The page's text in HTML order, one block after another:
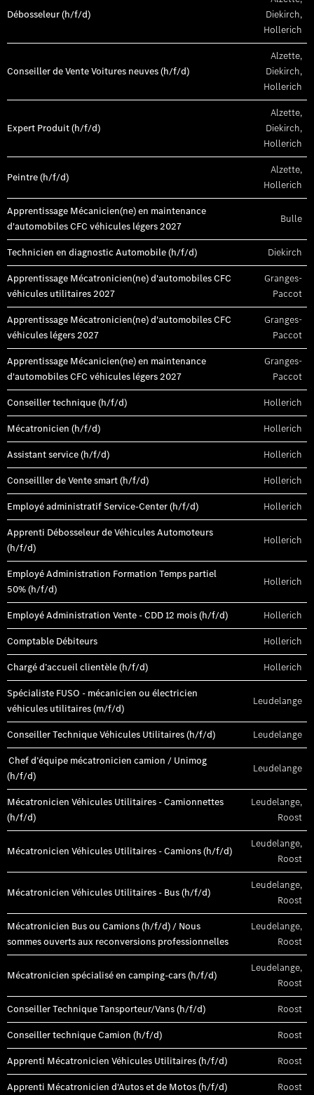
Débosseleur (h/f/d)
Diekirch,
Hollerich
Conseiller de Vente Voitures neuves (h/f/d)
Alzette,
Diekirch,
Hollerich
Expert Produit (h/f/d)
Alzette,
Diekirch,
Hollerich
Peintre (h/f/d)
Alzette,
Hollerich
Apprentissage Mécanicien(ne) en maintenance
d'automobiles CFC véhicules légers 2027
Bulle
Technicien en diagnostic Automobile (h/f/d)
Diekirch
Apprentissage Mécatronicien(ne) d'automobiles CFC
véhicules utilitaires 2027
Granges-
Paccot
Apprentissage Mécatronicien(ne) d'automobiles CFC
véhicules légers 2027
Granges-
Paccot
Apprentissage Mécanicien(ne) en maintenance
d'automobiles CFC véhicules légers 2027
Granges-
Paccot
Conseiller technique (h/f/d)
Hollerich
Mécatronicien (h/f/d)
Hollerich
Assistant service (h/f/d)
Hollerich
Conseilller de Vente smart (h/f/d)
Hollerich
Employé administratif Service-Center (h/f/d)
Hollerich
Apprenti Débosseleur de Véhicules Automoteurs
(h/f/d)
Hollerich
Employé Administration Formation Temps partiel
50% (h/f/d)
Hollerich
Employé Administration Vente - CDD 12 mois (h/f/d)
Hollerich
Comptable Débiteurs
Hollerich
Chargé d’accueil clientèle (h/f/d)
Hollerich
Spécialiste FUSO - mécanicien ou électricien
véhicules utilitaires (m/f/d)
Leudelange
Conseiller Technique Véhicules Utilitaires (h/f/d)
Leudelange
Chef d’équipe mécatronicien camion / Unimog
(h/f/d)
Leudelange
Mécatronicien Véhicules Utilitaires - Camionnettes
(h/f/d)
Leudelange,
Roost
Mécatronicien Véhicules Utilitaires - Camions (h/f/d)
Leudelange,
Roost
Mécatronicien Véhicules Utilitaires - Bus (h/f/d)
Leudelange,
Roost
Mécatronicien Bus ou Camions (h/f/d) / Nous
sommes ouverts aux reconversions professionnelles
Leudelange,
Roost
Mécatronicien spécialisé en camping-cars (h/f/d)
Leudelange,
Roost
Conseiller Technique Tansporteur/Vans (h/f/d)
Roost
Conseiller technique Camion (h/f/d)
Roost
Apprenti Mécatronicien Véhicules Utilitaires (h/f/d)
Roost
Apprenti Mécatronicien d'Autos et de Motos (h/f/d)
Roost